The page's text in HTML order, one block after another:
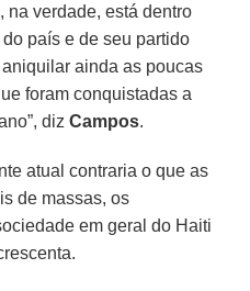
, na verdade, está dentro
país e de seu partido
ainda as poucas
foram conquistadas a
dizCampos.
atual contraria o que as
de massas, os
em geral do Haiti